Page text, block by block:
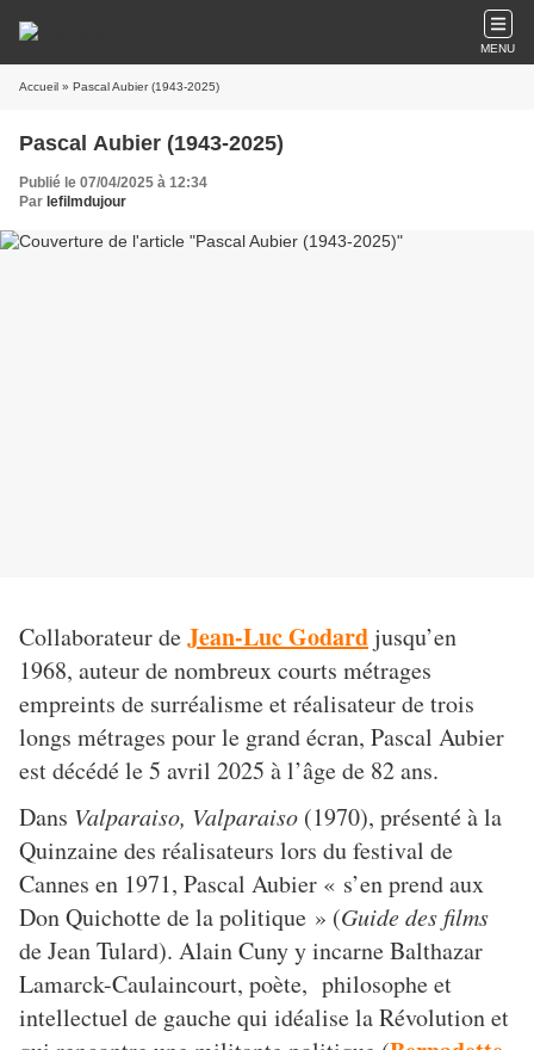
MENU
Accueil » Pascal Aubier (1943-2025)
Pascal Aubier (1943-2025)
Publié le 07/04/2025 à 12:34
Par lefilmdujour
Collaborateur deJean-Luc Godard jusqu’en
1968, auteur de nombreux courts métrages
empreints de surréalisme et réalisateur de trois
longs métrages pour le grand écran, Pascal Aubier
est décédé le 5 avril 2025 à l’âge de 82 ans.
Dans Valparaiso, Valparaiso (1970), présenté à la
Quinzaine des réalisateurs lors du festival de
Cannes en 1971, Pascal Aubier « s’en prend aux
Don Quichotte de la politique » (Guide des films
de Jean Tulard). Alain Cuny y incarne Balthazar
Lamarck-Caulaincourt, poète, philosophe et
intellectuel de gauche qui idéalise la Révolution et